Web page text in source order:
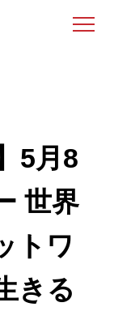
5月8
世界
トワ
きる